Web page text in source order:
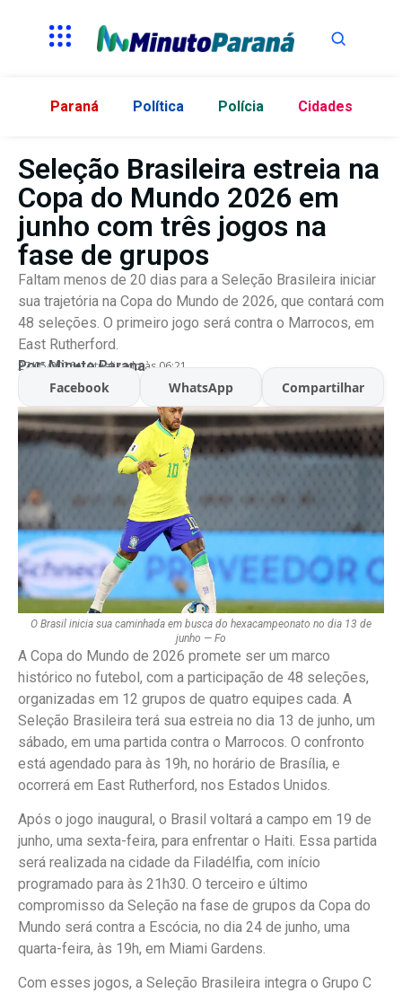
Paraná Política Polícia Cidades
Seleção Brasileira estreia na
Copa do Mundo 2026 em
junho com três jogos na
fase de grupos
Faltam menos de 20 dias para a Seleção Brasileira iniciar
sua trajetória na Copa do Mundo de 2026, que contará com
48 seleções. O primeiro jogo será contra o Marrocos, em
East Rutherford.
Por:Minuto Parana
27/05/2026 Atualizado às 06:21
Facebook WhatsApp Compartilhar
O Brasil inicia sua caminhada em busca do hexacampeonato no dia 13 de
junho — Fo
A Copa do Mundo de 2026 promete ser um marco
histórico no futebol, com a participação de 48 seleções,
organizadas em 12 grupos de quatro equipes cada. A
Seleção Brasileira terá sua estreia no dia 13 de junho, um
sábado, em uma partida contra o Marrocos. O confronto
está agendado para às 19h, no horário de Brasília, e
ocorrerá em East Rutherford, nos Estados Unidos.
Após o jogo inaugural, o Brasil voltará a campo em 19 de
junho, uma sexta-feira, para enfrentar o Haiti. Essa partida
será realizada na cidade da Filadélfia, com início
programado para às 21h30. O terceiro e último
compromisso da Seleção na fase de grupos da Copa do
Mundo será contra a Escócia, no dia 24 de junho, uma
quarta-feira, às 19h, em Miami Gardens.
Com esses jogos, a Seleção Brasileira integra o Grupo C